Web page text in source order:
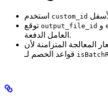
custom_id
output_file_id
العامل الدفعة.
المعالجة المتزامنة لأن